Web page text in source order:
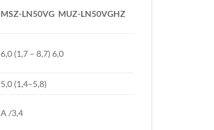
MSZ-LN50VG MUZ-LN50VGHZ
6,0 (1,7 – 8,7) 6,0
5,0 (1,4–5,8)
A /3,4